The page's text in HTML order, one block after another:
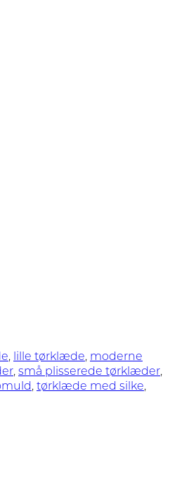
, lille tørklæde, moderne
, små plisserede tørklæder,
, tørklæde med silke,